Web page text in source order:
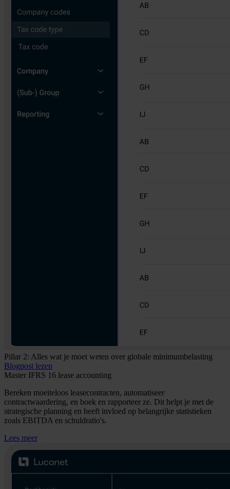
Pillar 2: Alles wat je moet weten over globale minimumbelasting
Blogpost lezen
Master IFRS 16 lease accounting
Bereken moeiteloos leasecontracten, automatiseer
contractwaardering, en boek en rapporteer ze. Dit helpt je met de
strategische planning en heeft invloed op belangrijke statistieken
zoals EBITDA en schuldratio's.
Lees meer